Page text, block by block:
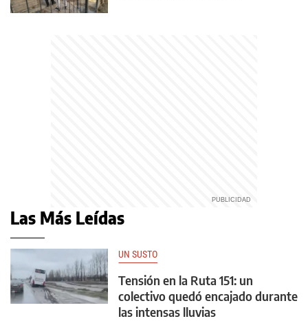
Las Más Leídas
UN SUSTO
Tensión en la Ruta 151: un
colectivo quedó encajado durante
las intensas lluvias